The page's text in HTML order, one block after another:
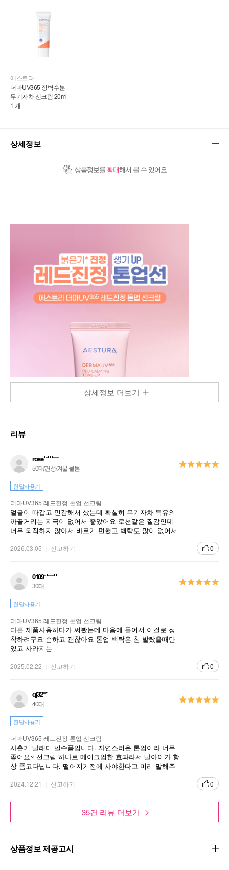
에스트라
더마UV365 장벽수분
1 개
상세정보
상품정보를 확대해서 볼 수 있어요
상세정보 더보기
리뷰
rose********
50대/건성/겨울 쿨톤
한달사용기
더마UV365 레드진정 톤업 선크림
얼굴이 따갑고 민감해서 샀는데 확실히 무기자차 특유의
까끌거리는 지극이 없어서 좋았어요 로션같은 질감인데
너무 되직하지 않아서 바르기 편했고 백탁도 많이 없어서
2026.03.05 신고하기 0
0109*******
30대
한달사용기
더마UV365 레드진정 톤업 선크림
다른 제품사용하다가 써봤는데 마음에 들어서 이걸로 정
착하려구요 순하고 괜찮아요 톤업 백탁은 첨 발랐을때만
있고 사라지는
2025.02.22 신고하기 0
qj32**
40대
한달사용기
더마UV365 레드진정 톤업 선크림
사춘기 딸래미 필수품입니다. 자연스러운 톤업이라 너무
좋어요~ 선크림 하나로 메이크업한 효과라서 딸아이가 항
상 품고다닙니다. 떨어지기전에 사야한다고 미리 말해주
2024.12.21 신고하기 0
35건 리뷰 더보기
상품정보 제공고시